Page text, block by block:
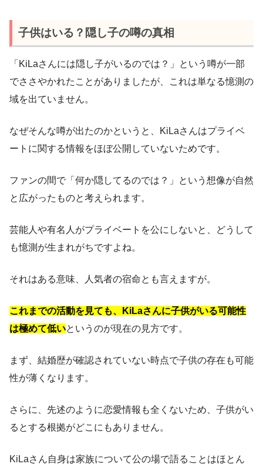
子供はいる？隠し子の噂の真相
「KiLaさんには隠し子がいるのでは？」という噂が一部
でささやかれたことがありましたが、これは単なる憶測の
域を出ていません。
なぜそんな噂が出たのかというと、KiLaさんはプライベ
ートに関する情報をほぼ公開していないためです。
ファンの間で「何か隠してるのでは？」という想像が自然
と広がったものと考えられます。
芸能人や有名人がプライベートを公にしないと、どうして
も憶測が生まれがちですよね。
それはある意味、人気者の宿命とも言えますが。
これまでの活動を見ても、KiLaさんに子供がいる可能性
は極めて低いというのが現在の見方です。
まず、結婚歴が確認されていない時点で子供の存在も可能
性が薄くなります。
さらに、先述のように恋愛情報も全くないため、子供がい
るとする根拠がどこにもありません。
KiLaさん自身は家族について公の場で語ることはほとん